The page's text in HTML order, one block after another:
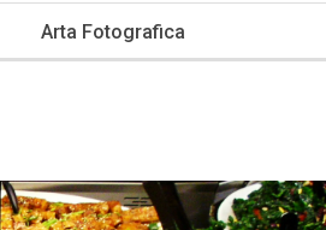
Arta Fotografica